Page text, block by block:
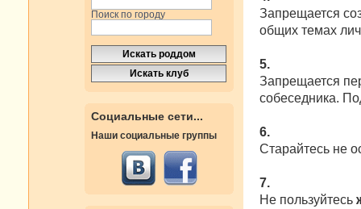
Поиск по городу
Социальные сети...
Наши социальные группы
Запрещается
общих темах
5.
Запрещается
собеседника.
6.
Старайтесь не
7.
Не пользуйтесь